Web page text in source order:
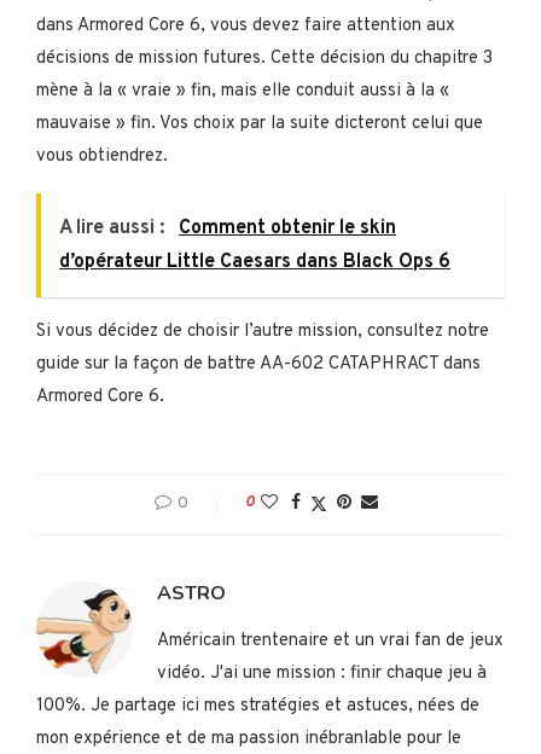
dans Armored Core 6, vous devez faire attention aux
décisions de mission futures. Cette décision du chapitre 3
mène à la « vraie » fin, mais elle conduit aussi à la «
mauvaise » fin. Vos choix par la suite dicteront celui que
vous obtiendrez.
A lire aussi :
Comment obtenir le skin
d’opérateur Little Caesars dans Black Ops 6
Si vous décidez de choisir l’autre mission, consultez notre
guide sur la façon de battre AA-602 CATAPHRACT dans
Armored Core 6.
0 0
ASTRO
Américain trentenaire et un vrai fan de jeux
vidéo. J'ai une mission : finir chaque jeu à
100%. Je partage ici mes stratégies et astuces, nées de
mon expérience et de ma passion inébranlable pour le